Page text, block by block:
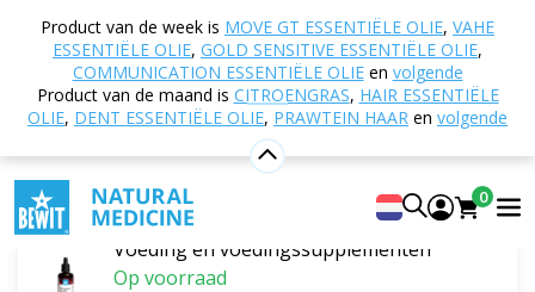
Product van de week is MOVE GT ESSENTIËLE OLIE, VAHE
ESSENTIËLE OLIE, GOLD SENSITIVE ESSENTIËLE OLIE,
COMMUNICATION ESSENTIËLE OLIEen volgende
Product van de maand is CITROENGRAS, HAIR ESSENTIËLE
OLIE, DENT ESSENTIËLE OLIE, PRAWTEIN HAAR en volgende
0
E-shop
Voeding en voedingssupplementen
Voedingssupplementen
Drakenbloed
Drakenbloed
Bestsellers
Drakenbloed, druppels RAW
Voeding en voedingssupplementen
Op voorraad